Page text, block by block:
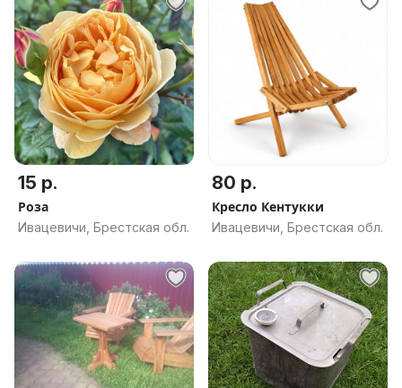
15 р.
Роза
Ивацевичи, Брестская обл.
80 р.
Кресло Кентукки
Ивацевичи, Брестская обл.